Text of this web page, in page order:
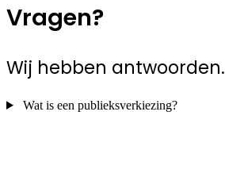
Vragen?
Wij hebben antwoorden.
Wat is een publieksverkiezing?